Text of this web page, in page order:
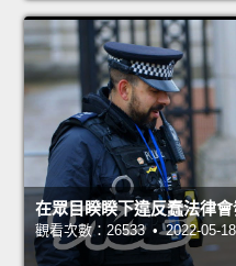
在眾目睽睽下違反蠢法律會
觀看次數：26533 • 2022-05-18